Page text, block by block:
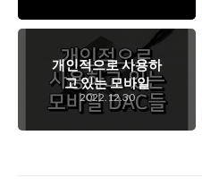
개인적으로 사용하
고 있는 모바일
DAC 이야기
2022.12.30